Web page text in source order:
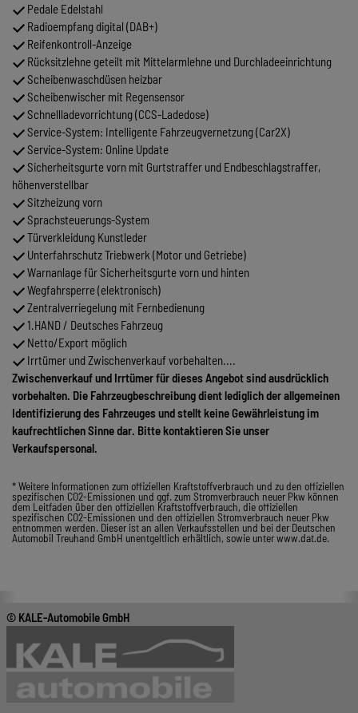
Pedale Edelstahl
Radioempfang digital (DAB+)
Reifenkontroll-Anzeige
Rücksitzlehne geteilt mit Mittelarmlehne und Durchladeeinrichtung
Scheibenwaschdüsen heizbar
Scheibenwischer mit Regensensor
Schnellladevorrichtung (CCS-Ladedose)
Service-System: Intelligente Fahrzeugvernetzung (Car2X)
Service-System: Online Update
Sicherheitsgurte vorn mit Gurtstraffer und Endbeschlagstraffer,
höhenverstellbar
Sitzheizung vorn
Sprachsteuerungs-System
Türverkleidung Kunstleder
Unterfahrschutz Triebwerk (Motor und Getriebe)
Warnanlage für Sicherheitsgurte vorn und hinten
Wegfahrsperre (elektronisch)
Zentralverriegelung mit Fernbedienung
1.HAND / Deutsches Fahrzeug
Netto/Export möglich
Irrtümer und Zwischenverkauf vorbehalten....
Zwischenverkauf und Irrtümer für dieses Angebot sind ausdrücklich
vorbehalten. Die Fahrzeugbeschreibung dient lediglich der allgemeinen
Identifizierung des Fahrzeuges und stellt keine Gewährleistung im
kaufrechtlichen Sinne dar. Bitte kontaktieren Sie unser
Verkaufspersonal.
* Weitere Informationen zum offiziellen Kraftstoffverbrauch und zu den offiziellen
spezifischen CO2-Emissionen und ggf. zum Stromverbrauch neuer Pkw können
dem Leitfaden über den offiziellen Kraftstoffverbrauch, die offiziellen
spezifischen CO2-Emissionen und den offiziellen Stromverbrauch neuer Pkw
entnommen werden. Dieser ist an allen Verkaufsstellen und bei der Deutschen
Automobil Treuhand GmbH unentgeltlich erhältlich, sowie unter www.dat.de.
© KALE-Automobile GmbH